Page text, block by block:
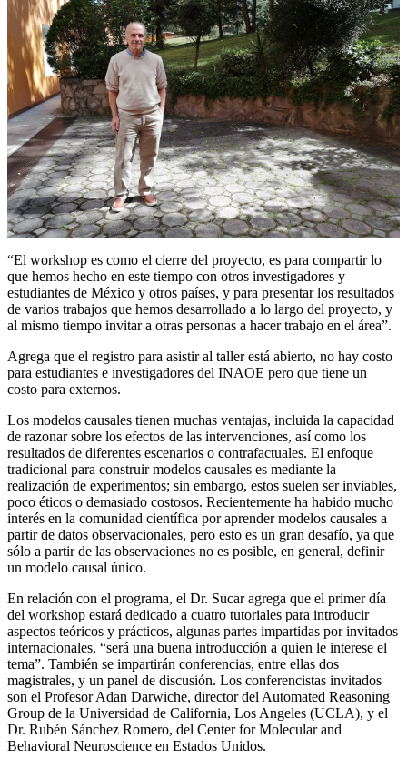
“El workshop es como el cierre del proyecto, es para compartir lo
que hemos hecho en este tiempo con otros investigadores y
estudiantes de México y otros países, y para presentar los resultados
de varios trabajos que hemos desarrollado a lo largo del proyecto, y
al mismo tiempo invitar a otras personas a hacer trabajo en el área”.
Agrega que el registro para asistir al taller está abierto, no hay costo
para estudiantes e investigadores del INAOE pero que tiene un
costo para externos.
Los modelos causales tienen muchas ventajas, incluida la capacidad
de razonar sobre los efectos de las intervenciones, así como los
resultados de diferentes escenarios o contrafactuales. El enfoque
tradicional para construir modelos causales es mediante la
realización de experimentos; sin embargo, estos suelen ser inviables,
poco éticos o demasiado costosos. Recientemente ha habido mucho
interés en la comunidad científica por aprender modelos causales a
partir de datos observacionales, pero esto es un gran desafío, ya que
sólo a partir de las observaciones no es posible, en general, definir
un modelo causal único.
En relación con el programa, el Dr. Sucar agrega que el primer día
del workshop estará dedicado a cuatro tutoriales para introducir
aspectos teóricos y prácticos, algunas partes impartidas por invitados
internacionales, “será una buena introducción a quien le interese el
tema”. También se impartirán conferencias, entre ellas dos
magistrales, y un panel de discusión. Los conferencistas invitados
son el Profesor Adan Darwiche, director del Automated Reasoning
Group de la Universidad de California, Los Angeles (UCLA), y el
Dr. Rubén Sánchez Romero, del Center for Molecular and
Behavioral Neuroscience en Estados Unidos.